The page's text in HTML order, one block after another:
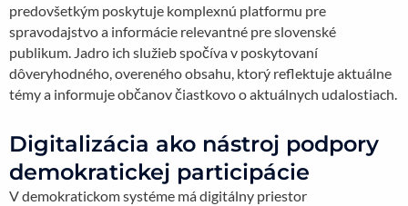
predovšetkým poskytuje komplexnú platformu pre
spravodajstvo a informácie relevantné pre slovenské
publikum. Jadro ich služieb spočíva v poskytovaní
dôveryhodného, overeného obsahu, ktorý reflektuje aktuálne
témy a informuje občanov čiastkovo o aktuálnych udalostiach.
Digitalizácia ako nástroj podpory
demokratickej participácie
V demokratickom systéme má digitálny priestor